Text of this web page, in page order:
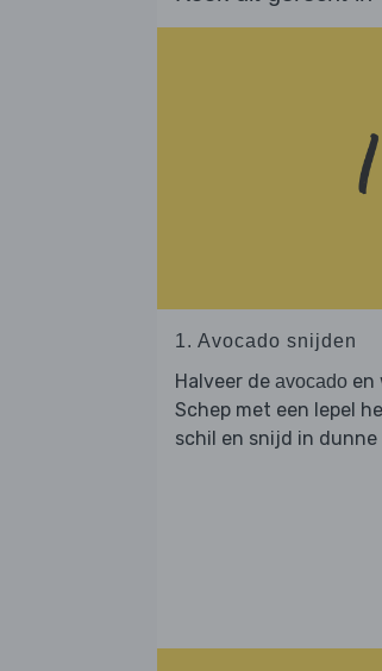
1. Avocado snijden
Halveer de avocado en
Schep met een lepel
schil en snijd in